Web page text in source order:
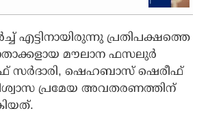
എട്ടിനായിരുന്നു പ്രതിപക്ഷത്തെ
മൗലാന ഫസലുര്‍
സര്‍ദാരി, ഷെഹബാസ് ഷെരീഫ്
പ്രമേയ അവതരണത്തിന്